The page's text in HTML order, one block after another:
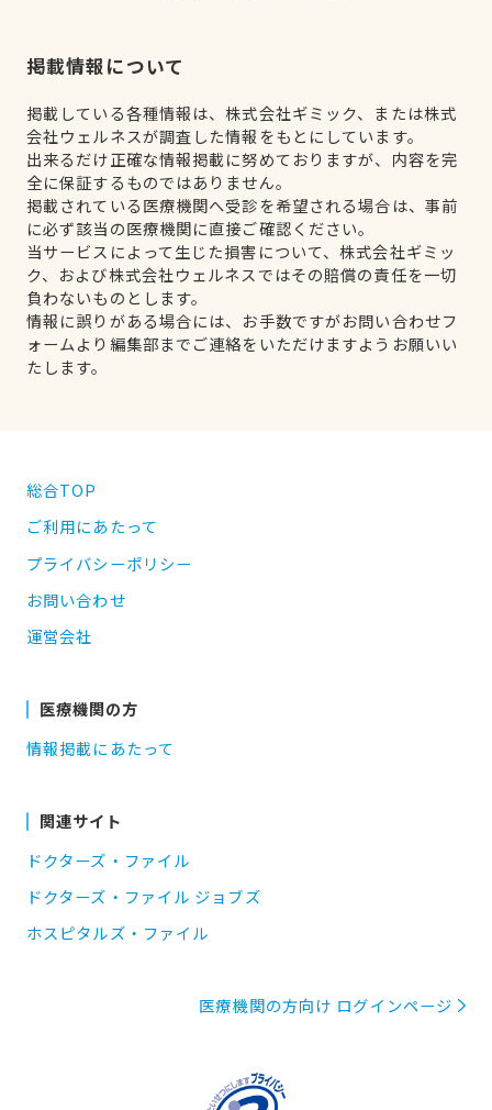
掲載情報について
掲載している各種情報は、株式会社ギミック、または株式
会社ウェルネスが調査した情報をもとにしています。
出来るだけ正確な情報掲載に努めておりますが、内容を完
全に保証するものではありません。
掲載されている医療機関へ受診を希望される場合は、事前
に必ず該当の医療機関に直接ご確認ください。
当サービスによって生じた損害について、株式会社ギミッ
ク、および株式会社ウェルネスではその賠償の責任を一切
負わないものとします。
情報に誤りがある場合には、お手数ですがお問い合わせフ
ォームより編集部までご連絡をいただけますようお願いい
たします。
総合TOP
ご利用にあたって
プライバシーポリシー
お問い合わせ
運営会社
医療機関の方
情報掲載にあたって
関連サイト
ドクターズ・ファイル
ドクターズ・ファイル ジョブズ
ホスピタルズ・ファイル
医療機関の方向け ログインページ